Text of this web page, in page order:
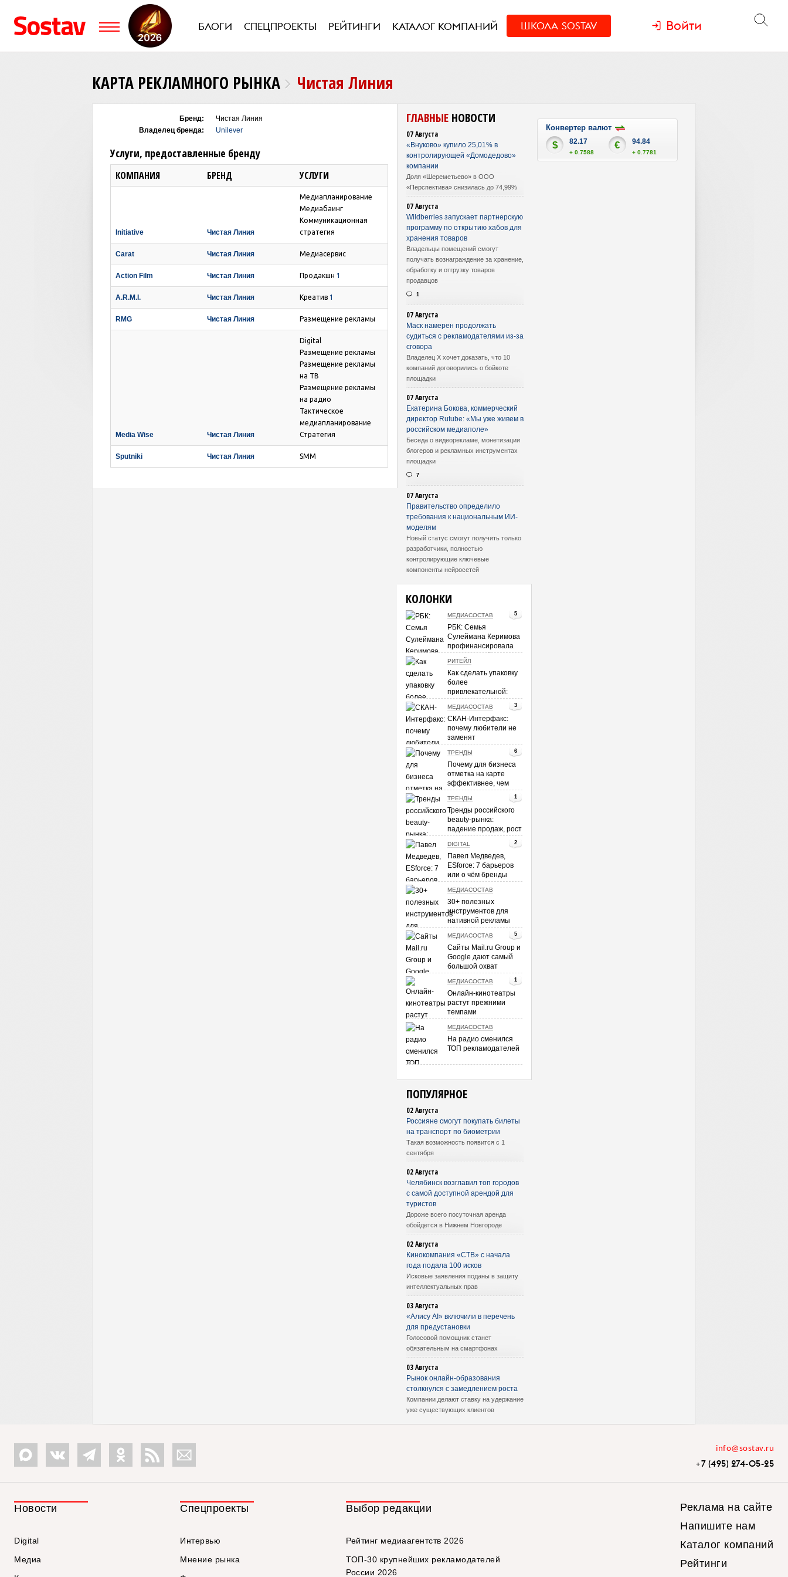
БЛОГИ СПЕЦПРОЕКТЫ РЕЙТИНГИ КАТАЛОГ КОМПАНИЙ ШКОЛА SOSTAV Войти
КАРТА РЕКЛАМНОГО РЫНКА Чистая Линия
Бренд:
Чистая Линия
Владелец бренда:
Unilever
Услуги, предоставленные бренду
КОМПАНИЯ БРЕНД УСЛУГИ
Initiative Чистая Линия
Медиапланирование
Медиабаинг
Коммуникационная
стратегия
Carat Чистая Линия Медиасервис
Action Film Чистая Линия Продакшн 1
A.R.M.I. Чистая Линия Креатив 1
RMG Чистая Линия Размещение рекламы
Media Wise Чистая Линия
Digital
Размещение рекламы
Размещение рекламы
на ТВ
Размещение рекламы
на радио
Тактическое
медиапланирование
Стратегия
Sputniki Чистая Линия SMM
ГЛАВНЫЕ НОВОСТИ
07 Августа
«Внуково» купило 25,01% в
контролирующей «Домодедово»
компании
Доля «Шереметьево» в ООО
«Перспектива» снизилась до 74,99%
07 Августа
Wildberries запускает партнерскую
программу по открытию хабов для
хранения товаров
Владельцы помещений смогут
получать вознаграждение за хранение,
обработку и отгрузку товаров
продавцов
1
07 Августа
Маск намерен продолжать
судиться с рекламодателями из-за
сговора
Владелец X хочет доказать, что 10
компаний договорились о бойкоте
площадки
07 Августа
Екатерина Бокова, коммерческий
директор Rutube: «Мы уже живем в
российском медиаполе»
Беседа о видеорекламе, монетизации
блогеров и рекламных инструментах
площадки
7
07 Августа
Правительство определило
требования к национальным ИИ-
моделям
Новый статус смогут получить только
разработчики, полностью
контролирующие ключевые
компоненты нейросетей
КОЛОНКИ
5
МЕДИАСОСТАВ
РБК: Семья
Сулеймана Керимова
профинансировала
покупку «Лайсы»
группой «Вера-
Олимп»
РИТЕЙЛ
Как сделать упаковку
более
привлекательной:
мнение
потребителей
3
МЕДИАСОСТАВ
СКАН-Интерфакс:
почему любители не
заменят
профессиональную
журналистику
6
ТРЕНДЫ
Почему для бизнеса
отметка на карте
эффективнее, чем
SEO и контекстная
реклама
1
ТРЕНДЫ
Тренды российского
beauty-рынка:
падение продаж, рост
e-commerce и
персонализация
2
DIGITAL
Павел Медведев,
ESforce: 7 барьеров
или о чём бренды
спрашивают
киберспорт?
МЕДИАСОСТАВ
30+ полезных
инструментов для
нативной рекламы
5
МЕДИАСОСТАВ
Сайты Mail.ru Group и
Google дают самый
большой охват
видеорекламы в
Рунете
1
МЕДИАСОСТАВ
Онлайн-кинотеатры
растут прежними
темпами
МЕДИАСОСТАВ
На радио сменился
ТОП рекламодателей
ПОПУЛЯРНОЕ
02 Августа
Россияне смогут покупать билеты
на транспорт по биометрии
Такая возможность появится с 1
сентября
02 Августа
Челябинск возглавил топ городов
с самой доступной арендой для
туристов
Дороже всего посуточная аренда
обойдется в Нижнем Новгороде
02 Августа
Кинокомпания «СТВ» с начала
года подала 100 исков
Исковые заявления поданы в защиту
интеллектуальных прав
03 Августа
«Алису AI» включили в перечень
для предустановки
Голосовой помощник станет
обязательным на смартфонах
03 Августа
Рынок онлайн-образования
столкнулся с замедлением роста
Компании делают ставку на удержание
уже существующих клиентов
Конвертер валют
$ 82.17
+ 0.7588
€ 94.84
+ 0.7781
info@sostav.ru
+7 (495) 274-05-25
Новости
Digital
Медиа
Спецпроекты
Интервью
Мнение рынка
Выбор редакции
Рейтинг медиаагентств 2026
ТОП-30 крупнейших рекламодателей
России 2026
Реклама на сайте
Напишите нам
Каталог компаний
Рейтинги